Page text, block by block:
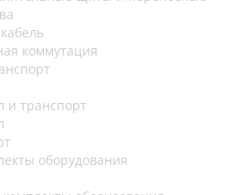
коммутация
и транспорт
оборудования